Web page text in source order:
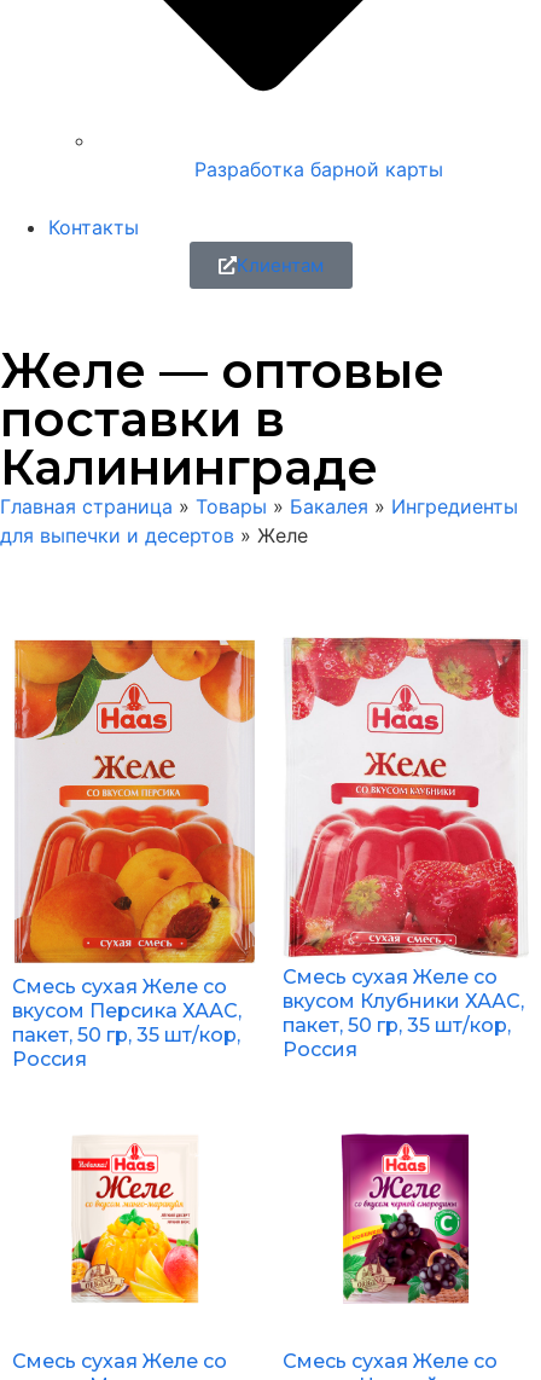
Разработка барной карты
Контакты
Клиентам
Желе — оптовые
поставки в
Калининграде
Главная страница » Товары » Бакалея » Ингредиенты
для выпечки и десертов » Желе
Смесь сухая Желе со
вкусом Персика ХААС,
пакет, 50 гр, 35 шт/кор,
Россия
Смесь сухая Желе со
вкусом Клубники ХААС,
пакет, 50 гр, 35 шт/кор,
Россия
Смесь сухая Желе со
Смесь сухая Желе со